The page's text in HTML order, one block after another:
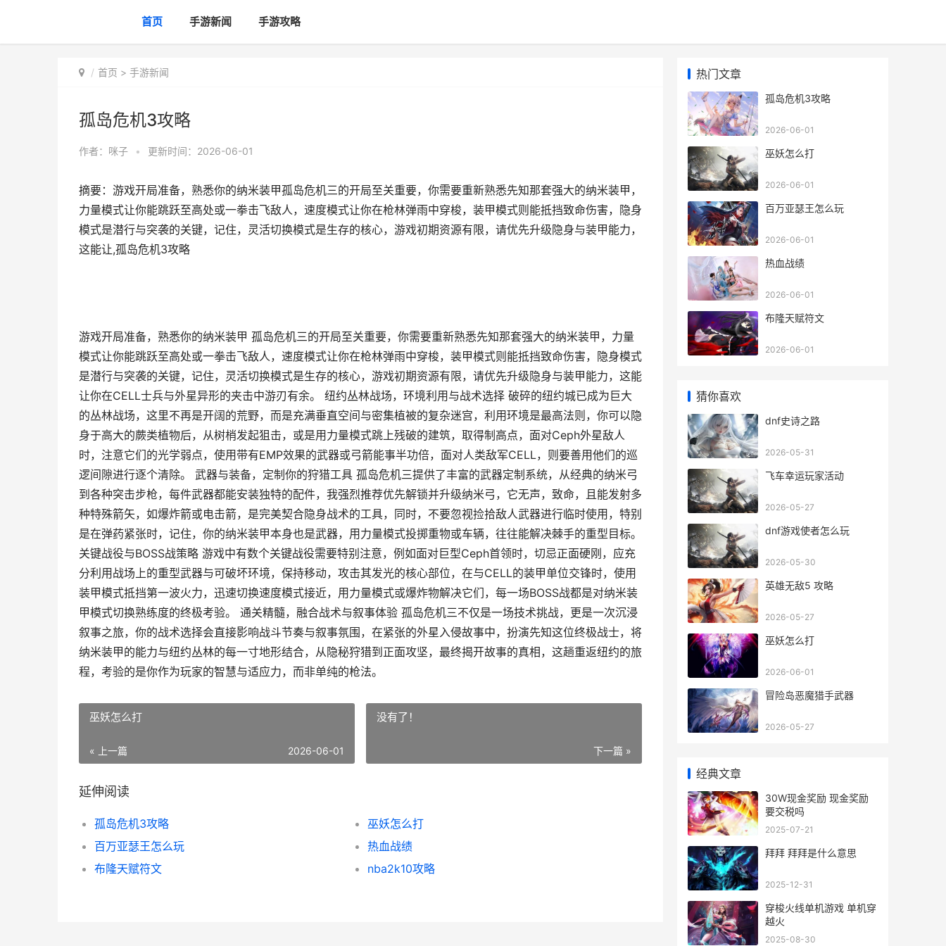
首页 手游新闻 手游攻略
首页 > 手游新闻
孤岛危机3攻略
作者： 咪子 • 更新时间：2026-06-01
摘要：游戏开局准备，熟悉你的纳米装甲孤岛危机三的开局至关重要，你需要重新熟悉先知那套强大的纳米装甲，
力量模式让你能跳跃至高处或一拳击飞敌人，速度模式让你在枪林弹雨中穿梭，装甲模式则能抵挡致命伤害，隐身
模式是潜行与突袭的关键，记住，灵活切换模式是生存的核心，游戏初期资源有限，请优先升级隐身与装甲能力，
这能让,孤岛危机3攻略
游戏开局准备，熟悉你的纳米装甲 孤岛危机三的开局至关重要，你需要重新熟悉先知那套强大的纳米装甲，力量
模式让你能跳跃至高处或一拳击飞敌人，速度模式让你在枪林弹雨中穿梭，装甲模式则能抵挡致命伤害，隐身模式
是潜行与突袭的关键，记住，灵活切换模式是生存的核心，游戏初期资源有限，请优先升级隐身与装甲能力，这能
让你在CELL士兵与外星异形的夹击中游刃有余。 纽约丛林战场，环境利用与战术选择 破碎的纽约城已成为巨大
的丛林战场，这里不再是开阔的荒野，而是充满垂直空间与密集植被的复杂迷宫，利用环境是最高法则，你可以隐
身于高大的蕨类植物后，从树梢发起狙击，或是用力量模式跳上残破的建筑，取得制高点，面对Ceph外星敌人
时，注意它们的光学弱点，使用带有EMP效果的武器或弓箭能事半功倍，面对人类敌军CELL，则要善用他们的巡
逻间隙进行逐个清除。 武器与装备，定制你的狩猎工具 孤岛危机三提供了丰富的武器定制系统，从经典的纳米弓
到各种突击步枪，每件武器都能安装独特的配件，我强烈推荐优先解锁并升级纳米弓，它无声，致命，且能发射多
种特殊箭矢，如爆炸箭或电击箭，是完美契合隐身战术的工具，同时，不要忽视捡拾敌人武器进行临时使用，特别
是在弹药紧张时，记住，你的纳米装甲本身也是武器，用力量模式投掷重物或车辆，往往能解决棘手的重型目标。
关键战役与BOSS战策略 游戏中有数个关键战役需要特别注意，例如面对巨型Ceph首领时，切忌正面硬刚，应充
分利用战场上的重型武器与可破坏环境，保持移动，攻击其发光的核心部位，在与CELL的装甲单位交锋时，使用
装甲模式抵挡第一波火力，迅速切换速度模式接近，用力量模式或爆炸物解决它们，每一场BOSS战都是对纳米装
甲模式切换熟练度的终极考验。 通关精髓，融合战术与叙事体验 孤岛危机三不仅是一场技术挑战，更是一次沉浸
叙事之旅，你的战术选择会直接影响战斗节奏与叙事氛围，在紧张的外星入侵故事中，扮演先知这位终极战士，将
纳米装甲的能力与纽约丛林的每一寸地形结合，从隐秘狩猎到正面攻坚，最终揭开故事的真相，这趟重返纽约的旅
程，考验的是你作为玩家的智慧与适应力，而非单纯的枪法。
巫妖怎么打
« 上一篇 2026-06-01
没有了！
下一篇 »
延伸阅读
孤岛危机3攻略
巫妖怎么打
百万亚瑟王怎么玩
热血战绩
布隆天赋符文
nba2k10攻略
热门文章
孤岛危机3攻略
2026-06-01
巫妖怎么打
2026-06-01
百万亚瑟王怎么玩
2026-06-01
热血战绩
2026-06-01
布隆天赋符文
2026-06-01
猜你喜欢
dnf史诗之路
2026-05-31
飞车幸运玩家活动
2026-05-27
dnf游戏使者怎么玩
2026-05-30
英雄无敌5 攻略
2026-05-27
巫妖怎么打
2026-06-01
冒险岛恶魔猎手武器
2026-05-27
经典文章
30W现金奖励 现金奖励
要交税吗
2025-07-21
拜拜 拜拜是什么意思
2025-12-31
穿梭火线单机游戏 单机穿
越火
2025-08-30